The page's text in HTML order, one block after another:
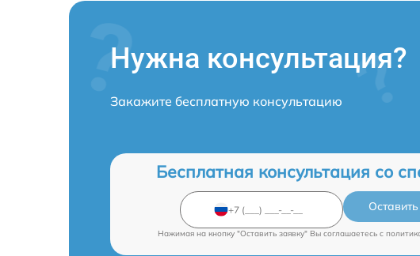
Нужна консультация?
Закажите бесплатную консультацию
Бесплатная консультация со
Нажимая на кнопку "Оставить заявку" Вы соглашаетесь c